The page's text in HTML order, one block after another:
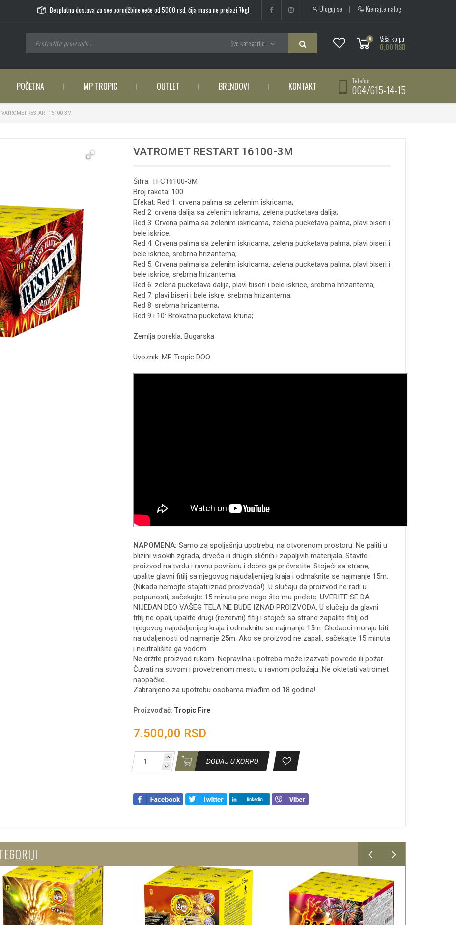
Besplatna dostava za sve porudžbine veće od 5000 rsd, čija masa ne prelazi 7kg! Uloguj se | Kreirajte nalog
0 Vaša korpa
0,00 RSD
Sve kategorije
POČETNA MP TROPIC OUTLET BRENDOVI KONTAKT Telefon
064/615-14-15
VATROMET RESTART 16100-3M
VATROMET RESTART 16100-3M
Šifra: TFC16100-3M
Broj raketa: 100
Efekat: Red 1: crvena palma sa zelenim iskricama;
Red 2: crvena dalija sa zelenim iskrama, zelena pucketava dalija;
Red 3: Crvena palma sa zelenim iskricama, zelena pucketava palma, plavi biseri i
bele iskrice;
Red 4: Crvena palma sa zelenim iskricama, zelena pucketava palma, plavi biseri i
bele iskrice, srebrna hrizantema;
Red 5: Crvena palma sa zelenim iskricama, zelena pucketava palma, plavi biseri i
bele iskrice, srebrna hrizantema;
Red 6: zelena pucketava dalija, plavi biseri i bele iskrice, srebrna hrizantema;
Red 7: plavi biseri i bele iskre, srebrna hrizantema;
Red 8: srebrna hrizantema;
Red 9 i 10: Brokatna pucketava kruna;
Zemlja porekla: Bugarska
Uvoznik: MP Tropic DOO
NAPOMENA: Samo za spoljašnju upotrebu, na otvorenom prostoru. Ne paliti u
blizini visokih zgrada, drveća ili drugih sličnih i zapaljivih materijala. Stavite
proizvod na tvrdu i ravnu površinu i dobro ga pričvrstite. Stojeći sa strane,
upalite glavni fitilj sa njegovog najudaljenijeg kraja i odmaknite se najmanje 15m.
(Nikada nemojte stajati iznad proizvoda!). U slučaju da proizvod ne radi u
potpunosti, sačekajte 15 minuta pre nego što mu priđete. UVERITE SE DA
NIJEDAN DEO VAŠEG TELA NE BUDE IZNAD PROIZVODA. U slučaju da glavni
fitilj ne opali, upalite drugi (rezervni) fitilj i stojeći sa strane zapalite fitilj od
njegovog najudaljenijeg kraja i odmaknite se najmanje 15m. Gledaoci moraju biti
na udaljenosti od najmanje 25m. Ako se proizvod ne zapali, sačekajte 15 minuta
i neutrališite ga vodom.
Ne držite proizvod rukom. Nepravilna upotreba može izazvati povrede ili požar.
Čuvati na suvom i provetrenom mestu u ravnom položaju. Ne oktetati vatromet
naopačke.
Zabranjeno za upotrebu osobama mlađim od 18 godina!
Proizvođač: Tropic Fire
7.500,00 RSD
DODAJ U KORPU